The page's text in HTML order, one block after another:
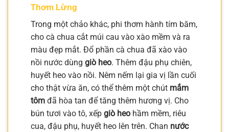
Thơm Lừng
Trong một chảo khác, phi thơm hành tím băm,
cho cà chua cắt múi cau vào xào mềm và ra
màu đẹp mắt. Đổ phần cà chua đã xào vào
nồi nước dùng giò heo. Thêm đậu phụ chiên,
huyết heo vào nồi. Nêm nếm lại gia vị lần cuối
cho thật vừa ăn, có thể thêm một chút mắm
tôm đã hòa tan để tăng thêm hương vị. Cho
bún tươi vào tô, xếp giò heo hầm mềm, riêu
cua, đậu phụ, huyết heo lên trên. Chan nước